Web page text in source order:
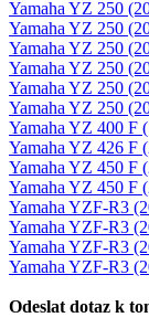
Yamaha YZ 250
Yamaha YZ 250
Yamaha YZ 250
Yamaha YZ 250
Yamaha YZ 250
Yamaha YZ 250
Yamaha YZ 400 F
Yamaha YZ 426 F
Yamaha YZ 450 F
Yamaha YZ 450 F
Yamaha YZF-R3
Yamaha YZF-R3
Yamaha YZF-R3
Yamaha YZF-R3
Odeslat dotaz k